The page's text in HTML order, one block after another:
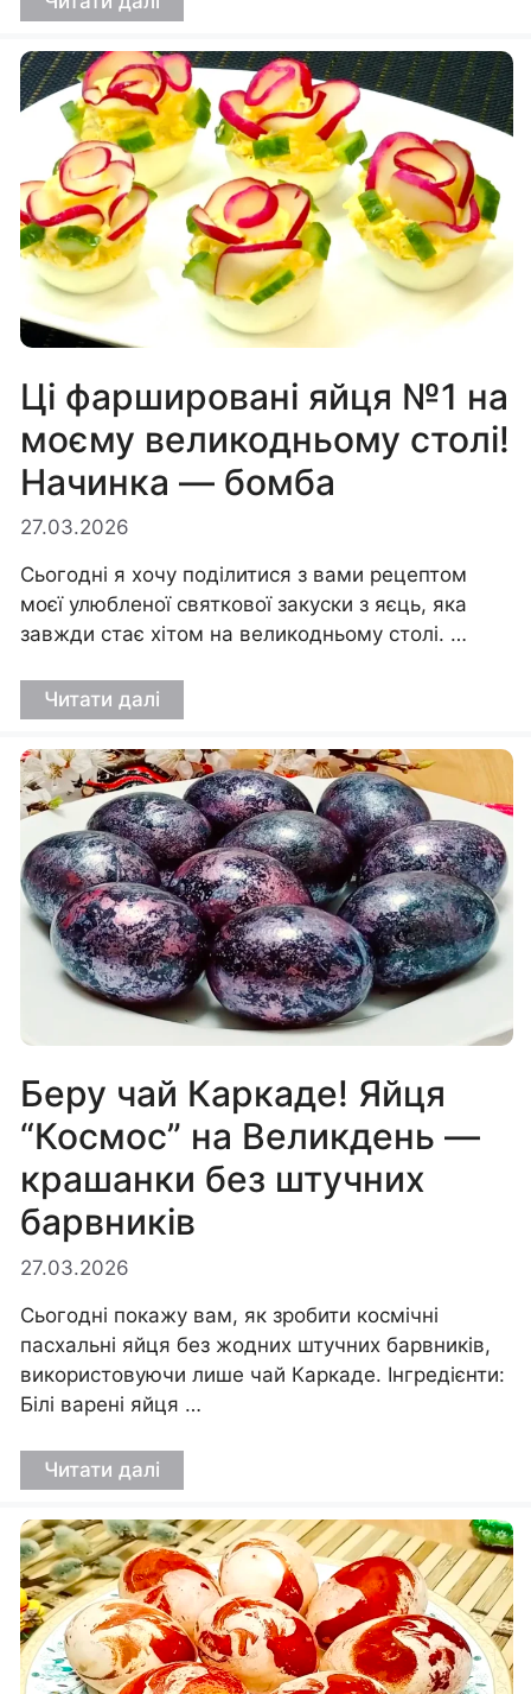
Ці фаршировані яйця №1 на
моєму великодньому столі!
Начинка — бомба
27.03.2026
Сьогодні я хочу поділитися з вами рецептом
моєї улюбленої святкової закуски з яєць, яка
завжди стає хітом на великодньому столі. …
Читати далі
Беру чай Каркаде! Яйця
“Космос” на Великдень —
крашанки без штучних
барвників
27.03.2026
Сьогодні покажу вам, як зробити космічні
пасхальні яйця без жодних штучних барвників,
використовуючи лише чай Каркаде. Інгредієнти:
Білі варені яйця …
Читати далі